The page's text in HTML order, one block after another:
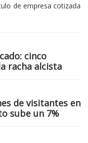
de empresa cotizada
cinco
racha alcista
de visitantes en
sube un 7%